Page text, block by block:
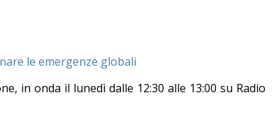
le emergenze globali
in onda il lunedì dalle 12:30 alle 13:00 su Radio